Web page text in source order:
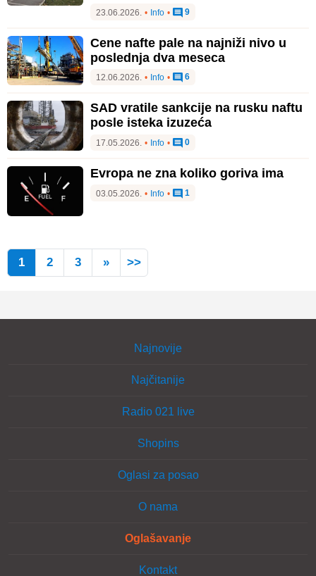
23.06.2026. • Info • 9
Cene nafte pale na najniži nivo u
poslednja dva meseca
12.06.2026. • Info • 6
SAD vratile sankcije na rusku naftu
posle isteka izuzeća
17.05.2026. • Info • 0
Evropa ne zna koliko goriva ima
03.05.2026. • Info • 1
1 2 3 » >>
Najnovije
Najčitanije
Radio 021 live
Shopins
Oglasi za posao
O nama
Oglašavanje
Kontakt